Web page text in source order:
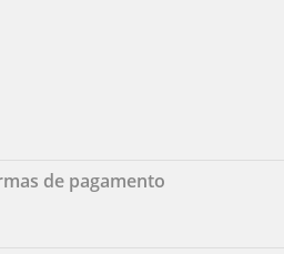
de pagamento